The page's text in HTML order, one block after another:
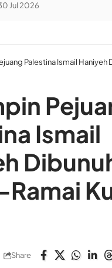
Jul 2026
Palestina Ismail Haniyeh Dibunuh,
Ismail
Ramai
Share